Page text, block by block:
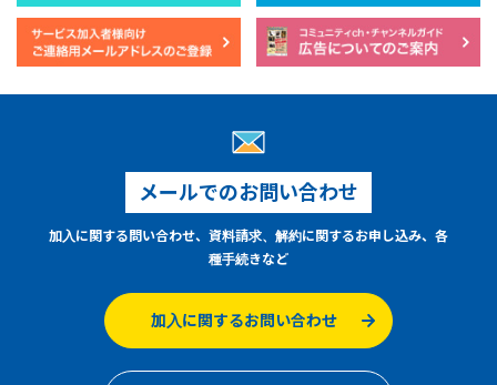
メールでのお問い合わせ
加入に関する問い合わせ、資料請求、解約に関するお申し込み、各
種手続きなど
加入に関するお問い合わせ